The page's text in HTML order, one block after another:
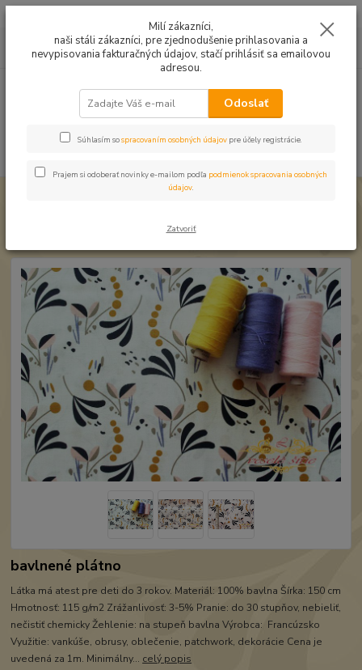
0949224331
9:00 -14:30
za0,00 EUR
Bavlna Listy a kvetiny na bielej
Bavlna Listy a kvetiny na bielej
bavlnené plátno
Látka má atest pre deti do 3 rokov. Materiál: 100% bavlna Šírka: 150 cm
Hmotnosť: 115 g/m2 Zrážanlivosť: 3-5% Pranie: do 30 stupňov, nebieliť,
nečistiť chemicky Žehlenie: na stupeň bavlna Výrobca: Francúzsko
Využitie: vankúše, obrusy, oblečenie, patchwork, dekorácie Cena je
uvedená za 1m. Minimálny... celý popis
Milí zákazníci,
naši stáli zákazníci, pre zjednodušenie prihlasovania a
nevypisovania fakturačných údajov, stačí prihlásiť sa emailovou
adresou.
Odoslať
Súhlasím sospracovaním osobných údajov pre účely registrácie.
Prajem si odoberať novinky e-mailom podľa podmienok spracovania osobných
údajov.
Zatvoriť